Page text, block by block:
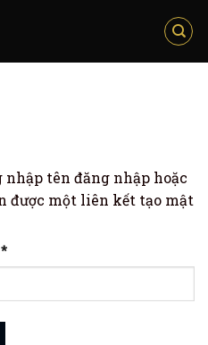
tên đăng nhập hoặc
được một liên kết tạo mật
*Bắt
buộc